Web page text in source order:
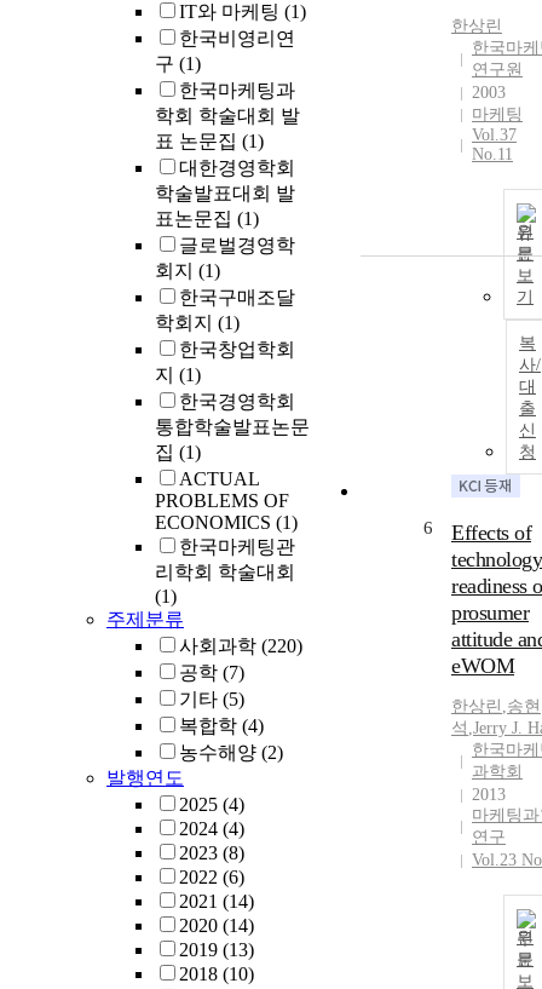
IT와 마케팅 (1)
한국비영리연
구 (1)
한국마케팅과
학회 학술대회 발
표 논문집 (1)
대한경영학회
학술발표대회 발
표논문집 (1)
글로벌경영학
회지 (1)
한국구매조달
학회지 (1)
한국창업학회
지 (1)
한국경영학회
통합학술발표논문
집 (1)
ACTUAL
PROBLEMS OF
ECONOMICS (1)
한국마케팅관
리학회 학술대회
(1)
주제분류
사회과학 (220)
공학 (7)
기타 (5)
복합학 (4)
농수해양 (2)
발행연도
2025 (4)
2024 (4)
2023 (8)
2022 (6)
2021 (14)
2020 (14)
2019 (13)
2018 (10)
한상린
한국마
연구원
2003
마케팅
Vol.37
No.11
원
문
보
기
복
사/
대
출
신
청
6
Effects of
technology
readiness
prosumer
attitude
eWOM
한상린 ,송현
석 ,Jerry J.
한국마
과학회
2013
마케팅
연구
Vol.23
원
문
보